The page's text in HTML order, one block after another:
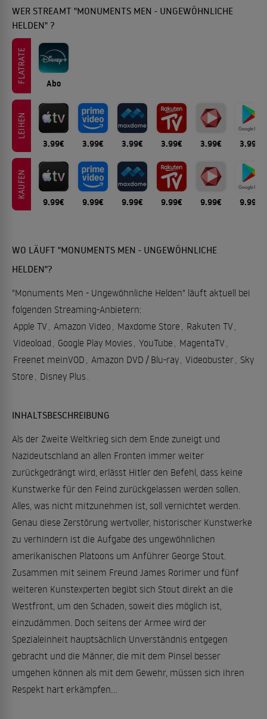
WER STREAMT "MONUMENTS MEN - UNGEWÖHNLICHE
HELDEN" ?
FLATRATE Abo
LEIHEN
3.99€ 3.99€ 3.99€ 3.99€ 3.99€ 3.99€
KAUFEN
9.99€ 9.99€ 9.99€ 9.99€ 9.99€ 9.99€
WO LÄUFT "MONUMENTS MEN - UNGEWÖHNLICHE
HELDEN"?
"Monuments Men - Ungewöhnliche Helden" läuft aktuell bei
folgenden Streaming-Anbietern:
Apple TV Amazon Video Maxdome Store Rakuten TV
Videoload
Google Play Movies YouTube MagentaTV
Freenet meinVOD
Amazon DVD / Blu-ray Videobuster Sky
Store
Disney Plus
INHALTSBESCHREIBUNG
Als der Zweite Weltkrieg sich dem Ende zuneigt und
Nazideutschland an allen Fronten immer weiter
zurückgedrängt wird, erlässt Hitler den Befehl, dass keine
Kunstwerke für den Feind zurückgelassen werden sollen.
Alles, was nicht mitzunehmen ist, soll vernichtet werden.
Genau diese Zerstörung wertvoller, historischer Kunstwerke
zu verhindern ist die Aufgabe des ungewöhnlichen
amerikanischen Platoons um Anführer George Stout.
Zusammen mit seinem Freund James Rorimer und fünf
weiteren Kunstexperten begibt sich Stout direkt an die
Westfront, um den Schaden, soweit dies möglich ist,
einzudämmen. Doch seitens der Armee wird der
Spezialeinheit hauptsächlich Unverständnis entgegen
gebracht und die Männer, die mit dem Pinsel besser
umgehen können als mit dem Gewehr, müssen sich ihren
Respekt hart erkämpfen...